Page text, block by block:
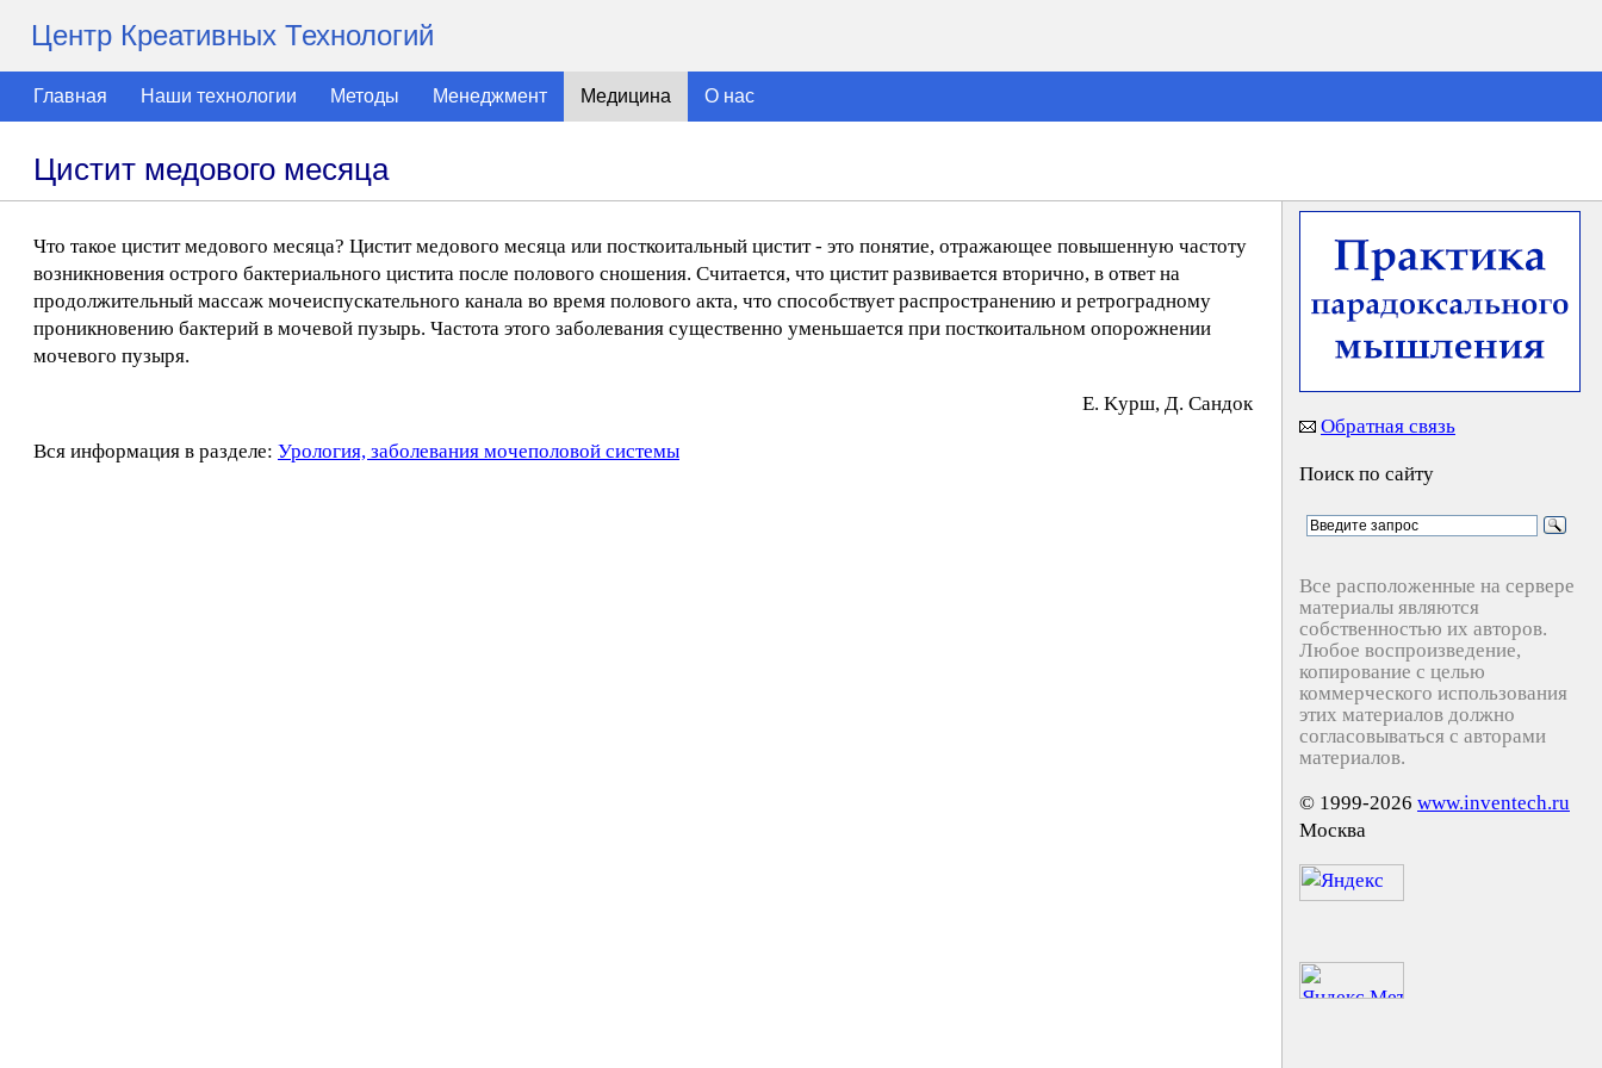
Центр Креативных Технологий
Главная Наши технологии Методы Менеджмент Медицина О нас
Цистит медового месяца
Что такое цистит медового месяца? Цистит медового месяца или посткоитальный цистит - это понятие, отражающее повышенную частоту
возникновения острого бактериального цистита после полового сношения. Считается, что цистит развивается вторично, в ответ на
продолжительный массаж мочеиспускательного канала во время полового акта, что способствует распространению и ретроградному
проникновению бактерий в мочевой пузырь. Частота этого заболевания существенно уменьшается при посткоитальном опорожнении
мочевого пузыря.
E. Kypш, Д. Caндoк
Вся информация в разделе: Урология, заболевания мочеполовой системы
Обратная связь
Поиск по сайту
Все расположенные на сервере
материалы являются
собственностью их авторов.
Любое воспроизведение,
копирование с целью
коммерческого использования
этих материалов должно
согласовываться с авторами
материалов.
© 1999-2026 www.inventech.ru
Москва